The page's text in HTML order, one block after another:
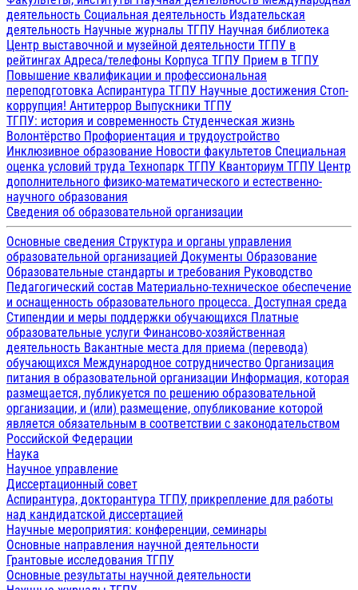
деятельность Социальная деятельность Издательская
деятельность Научные журналы ТГПУ Научная библиотека
Центр выставочной и музейной деятельности ТГПУ в
рейтингах Адреса/телефоны Корпуса ТГПУ Прием в ТГПУ
Повышение квалификации и профессиональная
переподготовка Аспирантура ТГПУ Научные достижения Стоп-
коррупция! Антитеррор Выпускники ТГПУ
ТГПУ: история и современность Студенческая жизнь
Волонтёрство Профориентация и трудоустройство
Инклюзивное образование Новости факультетов Специальная
оценка условий труда Технопарк ТГПУ Кванториум ТГПУ Центр
дополнительного физико-математического и естественно-
научного образования
Сведения об образовательной организации
Основные сведения Структура и органы управления
образовательной организацией Документы Образование
Образовательные стандарты и требования Руководство
Педагогический состав Материально-техническое обеспечение
и оснащенность образовательного процесса. Доступная среда
Стипендии и меры поддержки обучающихся Платные
образовательные услуги Финансово-хозяйственная
деятельность Вакантные места для приема (перевода)
обучающихся Международное сотрудничество Организация
питания в образовательной организации Информация, которая
размещается, публикуется по решению образовательной
организации, и (или) размещение, опубликование которой
является обязательным в соответствии с законодательством
Российской Федерации
Наука
Научное управление
Диссертационный совет
Аспирантура, докторантура ТГПУ, прикрепление для работы
над кандидатской диссертацией
Научные мероприятия: конференции, семинары
Основные направления научной деятельности
Грантовые исследования ТГПУ
Основные результаты научной деятельности